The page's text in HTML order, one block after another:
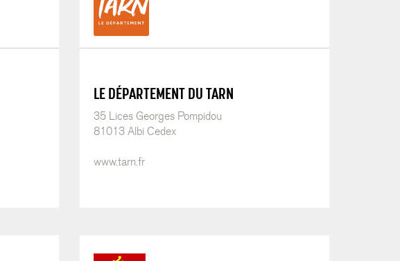
LE DÉPARTEMENT DU TARN
35 Lices Georges Pompidou
81013 Albi Cedex
www.tarn.fr